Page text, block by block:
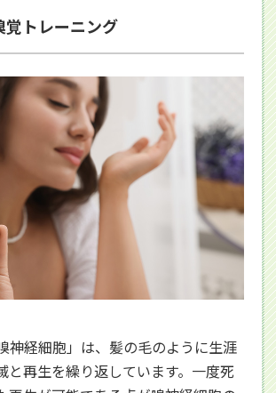
トレーニング
神経細胞」は、髪の毛のように生涯
と再生を繰り返しています。一度死